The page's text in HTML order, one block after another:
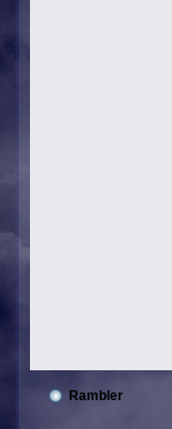
Rambler